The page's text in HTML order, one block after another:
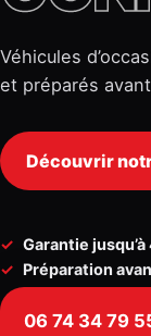
Véhicules
et préparés
Découvrir
Garantie
Préparation
06 74 34 79